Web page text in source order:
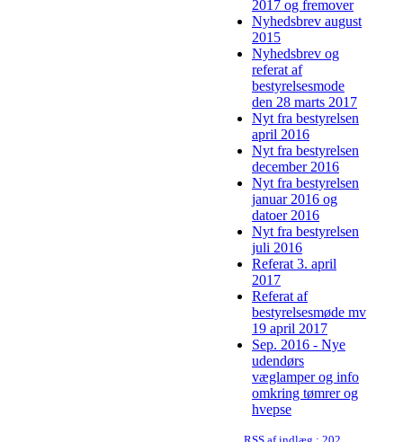
2017 og fremover
Nyhedsbrev august
2015
Nyhedsbrev og
referat af
bestyrelsesmode
den 28 marts 2017
Nyt fra bestyrelsen
april 2016
Nyt fra bestyrelsen
december 2016
Nyt fra bestyrelsen
januar 2016 og
datoer 2016
Nyt fra bestyrelsen
juli 2016
Referat 3. april
2017
Referat af
bestyrelsesmøde mv
19 april 2017
Sep. 2016 - Nye
udendørs
væglamper og info
omkring tømrer og
hvepse